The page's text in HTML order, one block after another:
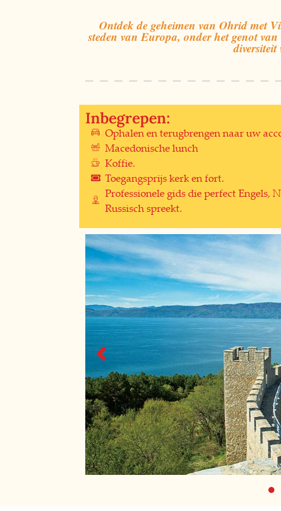
Ontdek de geheimen van Ohrid met
steden van Europa, onder het genot
diversiteit
Inbegrepen:
Ophalen en terugbrengen naar uw
Macedonische lunch
Koffie.
Toegangsprijs kerk en fort.
Professionele gids die perfect Engels,
Russisch spreekt.